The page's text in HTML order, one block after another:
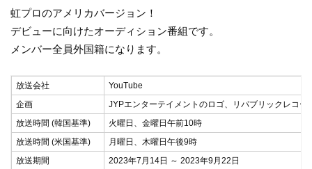
虹プロのアメリカバージョン！
デビューに向けたオーディション番組です。
メンバー全員外国籍になります。
放送会社
YouTube
企画
JYPエンターテイメントのロゴ、リパブリックレコー
放送時間 (韓国基準)
火曜日、金曜日午前10時
放送時間 (米国基準)
月曜日、木曜日午後9時
放送期間
2023年7月14日 ～ 2023年9月22日